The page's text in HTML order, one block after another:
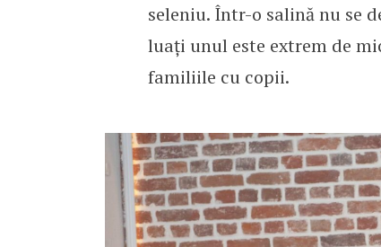
seleniu. Într-o salină nu se
luați unul este extrem de
familiile cu copii.